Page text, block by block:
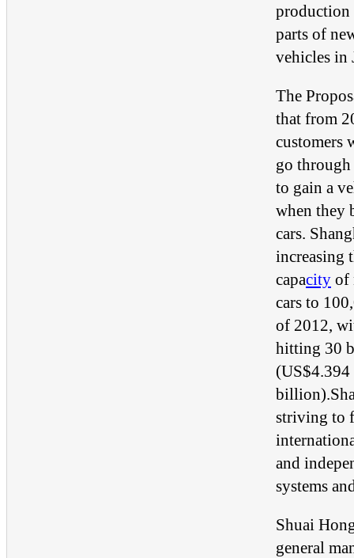
production
parts of
vehicles in
The
that from
customers
go through
to gain a
when they
cars.
increasing
capacity of
cars to
of 2012,
hitting 30
(US$4.394
striving to
and
systems
Shuai
general